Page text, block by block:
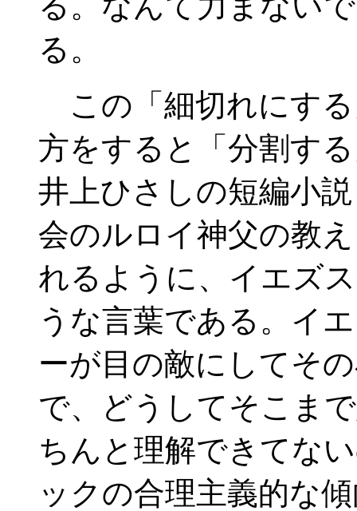
る。
この「細切れにす
方をすると「分割す
井上ひさしの短編小
会のルロイ神父の教
れるように、イエズ
うな言葉である。イ
ーが目の敵にしてそ
で、どうしてそこま
ちんと理解できてな
ックの合理主義的な